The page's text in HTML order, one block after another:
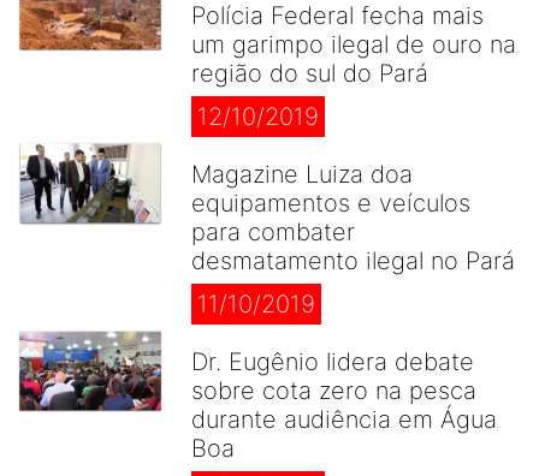
Polícia Federal fecha mais
um garimpo ilegal de ouro na
região do sul do Pará
12/10/2019
Magazine Luiza doa
equipamentos e veículos
para combater
desmatamento ilegal no Pará
11/10/2019
Dr. Eugênio lidera debate
sobre cota zero na pesca
durante audiência em Água
Boa